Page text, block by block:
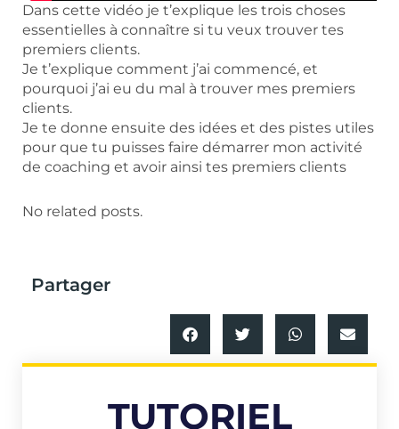
Dans cette vidéo je t’explique les trois choses
essentielles à connaître si tu veux trouver tes
premiers clients.
Je t’explique comment j’ai commencé, et
pourquoi j’ai eu du mal à trouver mes premiers
clients.
Je te donne ensuite des idées et des pistes utiles
pour que tu puisses faire démarrer mon activité
de coaching et avoir ainsi tes premiers clients
No related posts.
Partager
TUTORIEL